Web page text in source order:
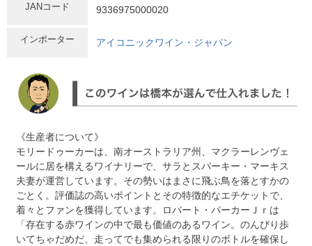
JANコード 9336975000020
インポーター アイコニックワイン・ジャパン
《生産者について》
モリードゥーカーは、南オーストラリア州、マクラーレンヴェ
ールに居を構えるワイナリーで、サラとスパーキー・マーキス
夫妻が運営しています。その勢いはまさに飛ぶ鳥を落とすかの
ごとく。評価誌の高いポイントとその特徴的なエチケットで、
着々とファンを獲得しています。ロバート・パーカーＪｒは
「存在する赤ワインの中で最も価値のあるワイン。のんびり歩
いてちゃだめだ、走ってでも集められる限りのボトルを確保し